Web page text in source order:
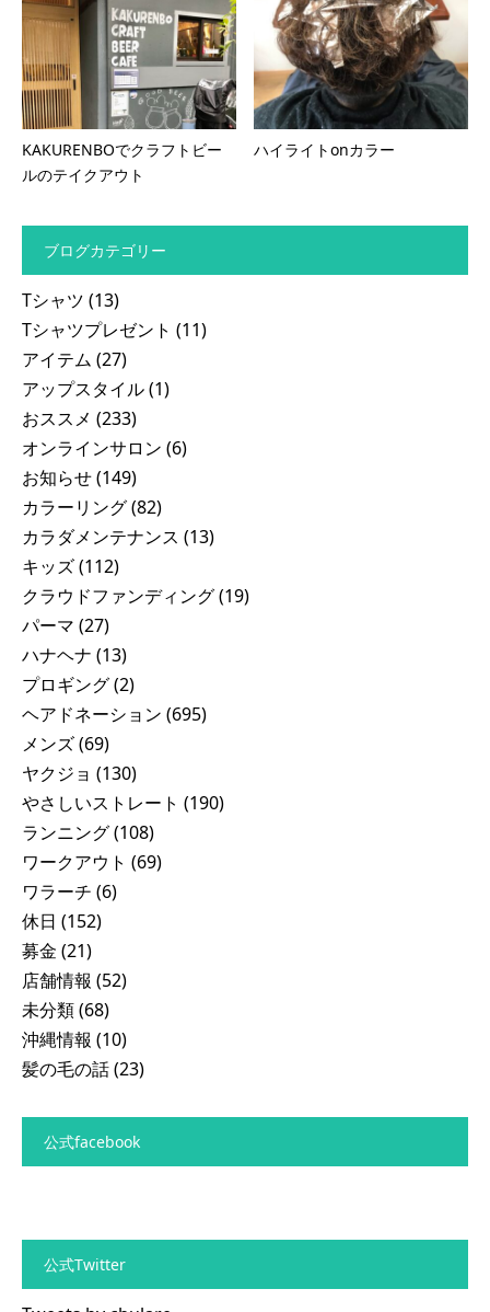
KAKURENBOでクラフトビー
ルのテイクアウト
ハイライトonカラー
ブログカテゴリー
Tシャツ (13)
Tシャツプレゼント (11)
アイテム (27)
アップスタイル(1)
おススメ (233)
オンラインサロン (6)
お知らせ(149)
カラーリング(82)
カラダメンテナンス (13)
キッズ(112)
クラウドファンディング(19)
パーマ (27)
ハナヘナ (13)
プロギング(2)
ヘアドネーション (695)
メンズ(69)
ヤクジョ (130)
やさしいストレート (190)
ランニング(108)
ワークアウト (69)
ワラーチ (6)
休日 (152)
募金 (21)
店舗情報 (52)
未分類(68)
沖縄情報 (10)
髪の毛の話(23)
公式facebook
公式Twitter